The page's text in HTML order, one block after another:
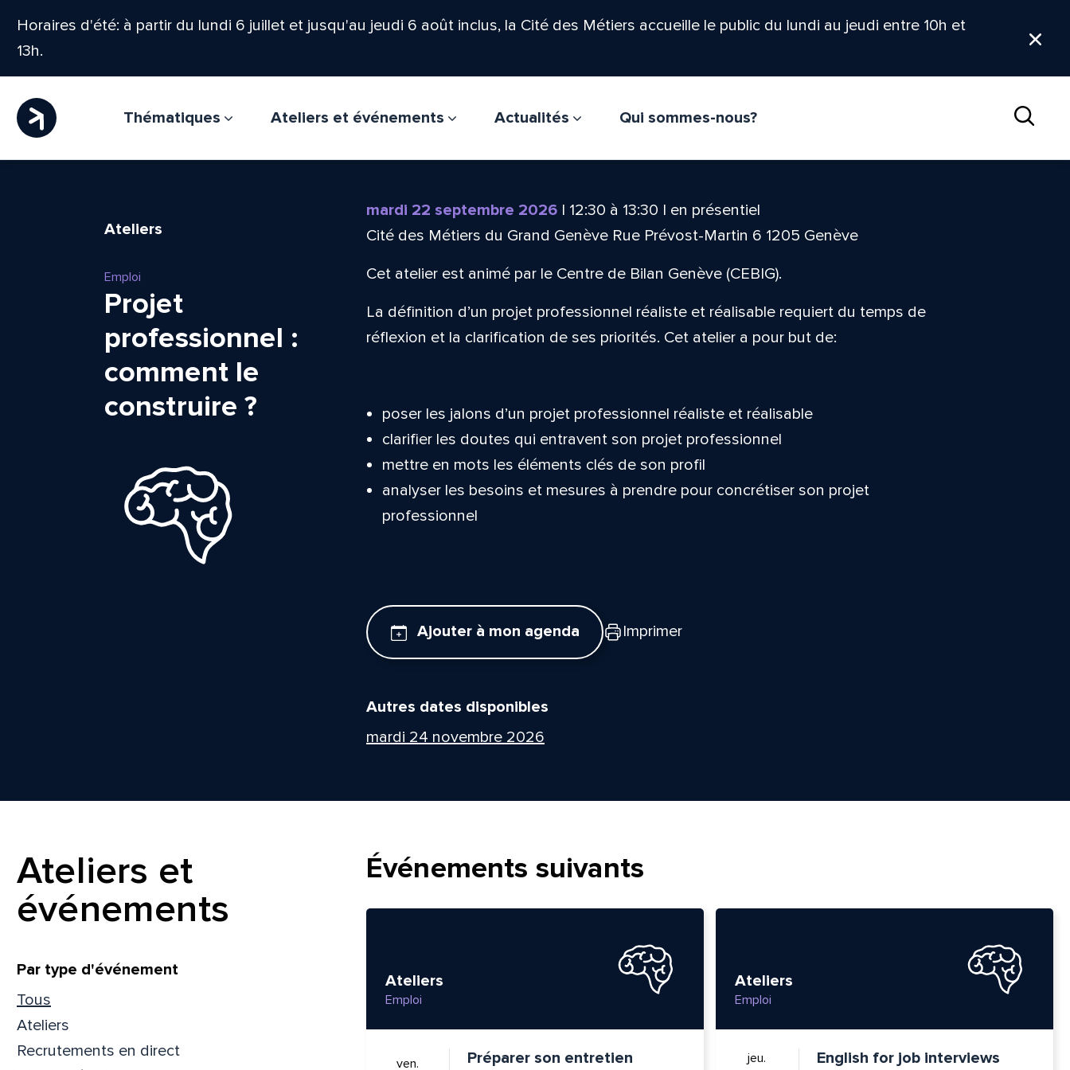
Horaires d'été: à partir du lundi 6 juillet et jusqu'au jeudi 6 août inclus, la Cité des Métiers accueille le public du lundi au jeudi entre 10h et
13h.
Thématiques Ateliers et événements Actualités
Qui sommes-nous?
Ateliers
Emploi
Projet
professionnel :
comment le
construire ?
mardi 22 septembre 2026| 12:30 à 13:30 | en présentiel
Cité des Métiers du Grand Genève Rue Prévost-Martin 6 1205 Genève
Cet atelier est animé par le Centre de Bilan Genève (CEBIG).
La définition d’un projet professionnel réaliste et réalisable requiert du temps de
réflexion et la clarification de ses priorités. Cet atelier a pour but de:
poser les jalons d’un projet professionnel réaliste et réalisable
clarifier les doutes qui entravent son projet professionnel
mettre en mots les éléments clés de son profil
analyser les besoins et mesures à prendre pour concrétiser son projet
professionnel
Ajouter à mon agenda Imprimer
Autres dates disponibles
mardi 24 novembre 2026
Ateliers et
événements
Filtrer
Par type d'événement
Tous
Ateliers
Recrutements en direct
Événements suivants
Ateliers
Emploi
ven.
Préparer son entretien
Ateliers
Emploi
jeu. English for job interviews